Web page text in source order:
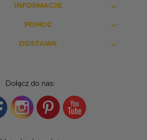
INFORMACJE
POMOC
DOSTAWA
Dołącz do nas: